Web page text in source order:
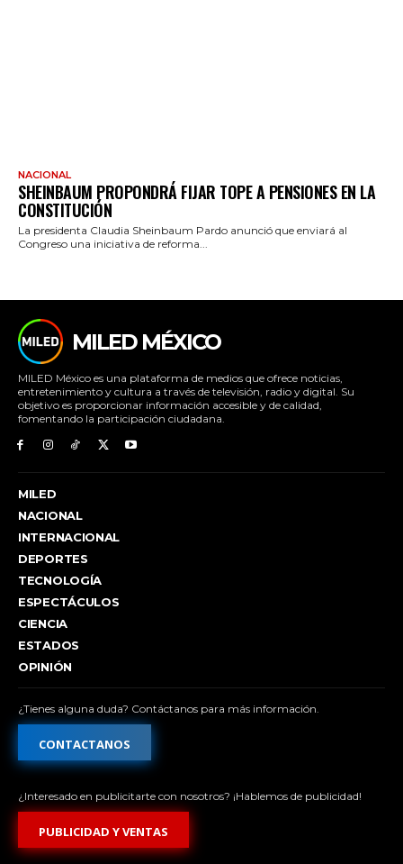
NACIONAL
SHEINBAUM PROPONDRÁ FIJAR TOPE A PENSIONES EN LA
CONSTITUCIÓN
La presidenta Claudia Sheinbaum Pardo anunció que enviará al
Congreso una iniciativa de reforma...
MILED MÉXICO
MILED México es una plataforma de medios que ofrece noticias,
entretenimiento y cultura a través de televisión, radio y digital. Su
objetivo es proporcionar información accesible y de calidad,
fomentando la participación ciudadana.
MILED
NACIONAL
INTERNACIONAL
DEPORTES
TECNOLOGÍA
ESPECTÁCULOS
CIENCIA
ESTADOS
OPINIÓN
¿Tienes alguna duda? Contáctanos para más información.
CONTACTANOS
¿Interesado en publicitarte con nosotros? ¡Hablemos de publicidad!
PUBLICIDAD Y VENTAS